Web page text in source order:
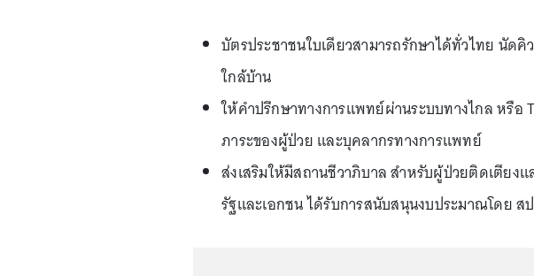
บัตรประชาชนใบเดียวสามารถรักษาได้ทั่วไทย นัด
ใกล้บ้าน
ให้คำปรึกษาทางการแพทย์ผ่านระบบทางไกล หรือ
ภาระของผู้ป่วย และบุคลากรทางการแพทย์
ส่งเสริมให้มีสถานชีวาภิบาล สำหรับผู้ป่วยติดเตีย
รัฐและเอกชน ได้รับการสนับสนุนงบประมาณโดย ส